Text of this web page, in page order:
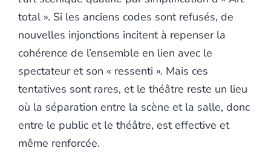
total ». Si les anciens codes sont refusés, de
nouvelles injonctions incitent à repenser la
cohérence de l’ensemble en lien avec le
spectateur et son « ressenti ». Mais ces
tentatives sont rares, et le théâtre reste un lieu
où la séparation entre la scène et la salle, donc
entre le public et le théâtre, est effective et
même renforcée.